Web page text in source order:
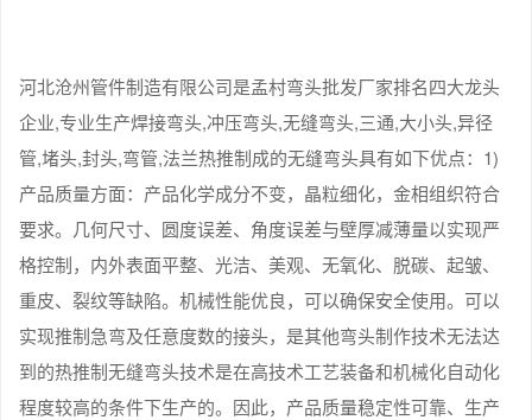
河北沧州管件制造有限公司是孟村弯头批发厂家排名四大龙头
企业,专业生产焊接弯头,冲压弯头,无缝弯头,三通,大小头,异径
管,堵头,封头,弯管,法兰热推制成的无缝弯头具有如下优点：1)
产品质量方面：产品化学成分不变，晶粒细化，金相组织符合
要求。几何尺寸、圆度误差、角度误差与壁厚减薄量以实现严
格控制，内外表面平整、光洁、美观、无氧化、脱碳、起皱、
重皮、裂纹等缺陷。机械性能优良，可以确保安全使用。可以
实现推制急弯及任意度数的接头，是其他弯头制作技术无法达
到的热推制无缝弯头技术是在高技术工艺装备和机械化自动化
程度较高的条件下生产的。因此，产品质量稳定性可靠、生产